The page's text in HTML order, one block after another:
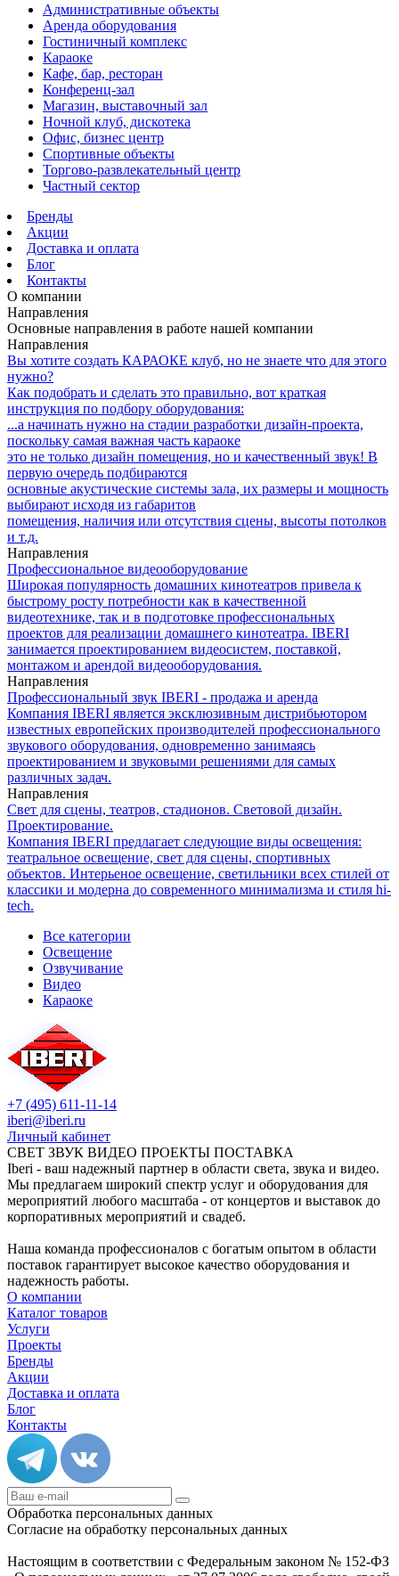
Административные объекты
Аренда оборудования
Гостиничный комплекс
Караоке
Кафе, бар, ресторан
Конференц-зал
Магазин, выставочный зал
Ночной клуб, дискотека
Офис, бизнес центр
Спортивные объекты
Торгово-развлекательный центр
Частный сектор
Бренды
Акции
Доставка и оплата
Блог
Контакты
О компании
Направления
Основные направления в работе нашей компании
Направления
Вы хотите создать КАРАОКЕ клуб, но не знаете что для этого
нужно?
Как подобрать и сделать это правильно, вот краткая
инструкция по подбору оборудования:
...а начинать нужно на стадии разработки дизайн-проекта,
поскольку самая важная часть караоке
это не только дизайн помещения, но и качественный звук! В
первую очередь подбираются
основные акустические системы зала, их размеры и мощность
выбирают исходя из габаритов
помещения, наличия или отсутствия сцены, высоты потолков
и т.д.
Направления
Профессиональное видеооборудование
Широкая популярность домашних кинотеатров привела к
быстрому росту потребности как в качественной
видеотехнике, так и в подготовке профессиональных
проектов для реализации домашнего кинотеатра. IBERI
занимается проектированием видеосистем, поставкой,
монтажом и арендой видеооборудования.
Направления
Профессиональный звук IBERI - продажа и аренда
Компания IBERI является эксклюзивным дистрибьютором
известных европейских производителей профессионального
звукового оборудования, одновременно занимаясь
проектированием и звуковыми решениями для самых
различных задач.
Направления
Свет для сцены, театров, стадионов. Световой дизайн.
Проектирование.
Компания IBERI предлагает следующие виды освещения:
театральное освещение, свет для сцены, спортивных
объектов. Интерьеное освещение, светильники всех стилей от
классики и модерна до современного минимализма и стиля hi-
tech.
Все категории
Освещение
Озвучивание
Видео
Караоке
+7 (495) 611-11-14
iberi@iberi.ru
Личный кабинет
СВЕТ ЗВУК ВИДЕО ПРОЕКТЫ ПОСТАВКА
Iberi - ваш надежный партнер в области света, звука и видео.
Мы предлагаем широкий спектр услуг и оборудования для
мероприятий любого масштаба - от концертов и выставок до
корпоративных мероприятий и свадеб.
Наша команда профессионалов с богатым опытом в области
поставок гарантирует высокое качество оборудования и
надежность работы.
О компании
Каталог товаров
Услуги
Проекты
Бренды
Акции
Доставка и оплата
Блог
Контакты
Обработка персональных данных
Согласие на обработку персональных данных
Настоящим в соответствии с Федеральным законом № 152-ФЗ